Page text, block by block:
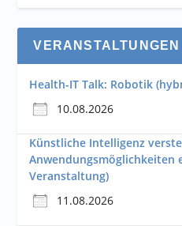
VERANSTALTUNGEN
Health-IT Talk: Robotik
10.08.2026
Künstliche Intelligenz
Anwendungsmöglichkeiten
Veranstaltung)
11.08.2026